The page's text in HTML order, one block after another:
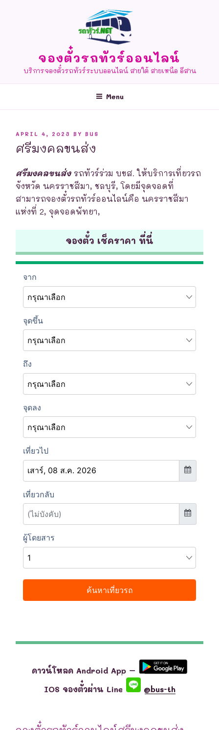
จองตั๋วรถทัวร์ออนไลน์
บริการจองตั๋วรถทัวร์ระบบออนไลน์ สายใต้ สายเหนือ อีสาน
Menu
POSTED
ON
APRIL 4, 2023 BY BUS
ศรีมงคลขนส่ง
ศรีมงคลขนส่ง รถทัวร์ร่วม บขส. ให้บริการเที่ยวรถ
จังหวัด นครราชสีมา, ชลบุรี, โดยมีจุดจอดที่
สามารถจองตั๋วรถทัวร์ออนไลน์คือ นครราชสีมา
แห่งที่ 2, จุดจอดพัทยา,
จองตั๋ว เช็คราคา ที่นี่
ดาวน์โหลด Android App –
IOS จองตั๋วผ่าน Line
@bus-th